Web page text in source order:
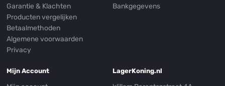
Garantie & Klachten
Producten vergelijken
Betaalmethoden
Algemene voorwaarden
Privacy
Bankgegevens
Mijn Account LagerKoning.nl